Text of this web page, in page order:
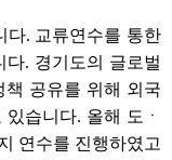
다. 교류연수를 통한
다. 경기도의 글로벌
책 공유를 위해 외국
습니다. 올해 도ㆍ
연수를 진행하였고